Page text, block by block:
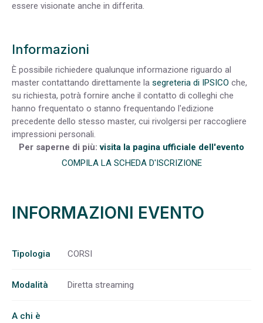
essere visionate anche in differita.
Informazioni
È possibile richiedere qualunque informazione riguardo al
master contattando direttamente la segreteria di IPSICO che,
su richiesta, potrà fornire anche il contatto di colleghi che
hanno frequentato o stanno frequentando l'edizione
precedente dello stesso master, cui rivolgersi per raccogliere
impressioni personali.
Per saperne di più:visita la pagina ufficiale dell'evento
COMPILA LA SCHEDA D'ISCRIZIONE
INFORMAZIONI EVENTO
Tipologia CORSI
Modalità Diretta streaming
A chi è